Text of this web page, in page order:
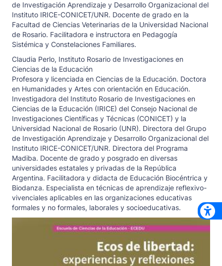
de Investigación Aprendizaje y Desarrollo Organizacional del
Instituto IRICE-CONICET/UNR. Docente de grado en la
Facultad de Ciencias Veterinarias de la Universidad Nacional
de Rosario. Facilitadora e instructora en Pedagogía
Sistémica y Constelaciones Familiares.
Claudia Perlo, Instituto Rosario de Investigaciones en
Ciencias de la Educación
Profesora y licenciada en Ciencias de la Educación. Doctora
en Humanidades y Artes con orientación en Educación.
Investigadora del Instituto Rosario de Investigaciones en
Ciencias de la Educación (IRICE) del Consejo Nacional de
Investigaciones Científicas y Técnicas (CONICET) y la
Universidad Nacional de Rosario (UNR). Directora del Grupo
de Investigación Aprendizaje y Desarrollo Organizacional del
Instituto IRICE-CONICET/UNR. Directora del Programa
Madiba. Docente de grado y posgrado en diversas
universidades estatales y privadas de la República
Argentina. Facilitadora y didacta de Educación Biocéntrica y
Biodanza. Especialista en técnicas de aprendizaje reflexivo-
vivenciales aplicables en las organizaciones educativas
formales y no formales, laborales y socioeducativas.